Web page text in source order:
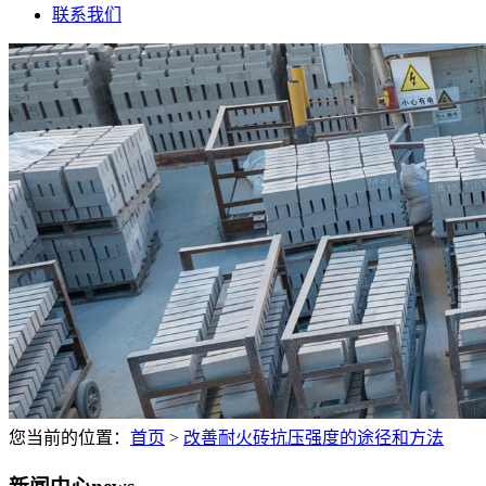
联系我们
您当前的位置： 首页 > 改善耐火砖抗压强度的途径和方法